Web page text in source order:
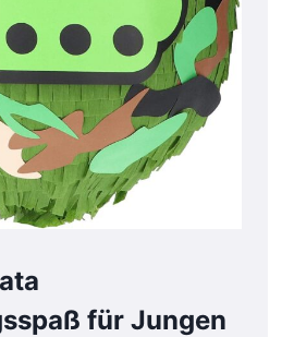
für Jungen